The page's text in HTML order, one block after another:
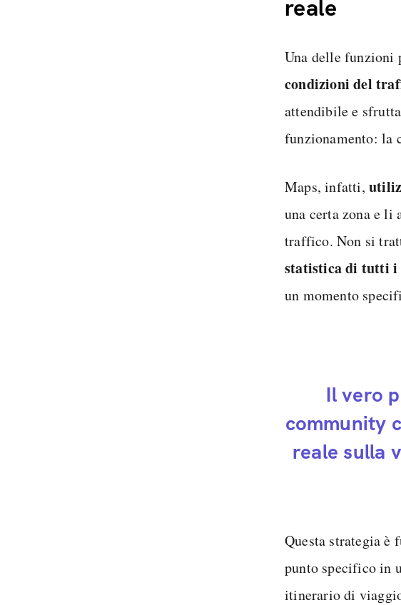
reale
Una delle
condizioni del
attendibile e
funzionamento: la
Maps, infatti,
una certa zona e li
traffico. Non si
statistica di tutti
un momento
Il vero
community
reale sulla
Questa strategia
punto specifico in
itinerario di